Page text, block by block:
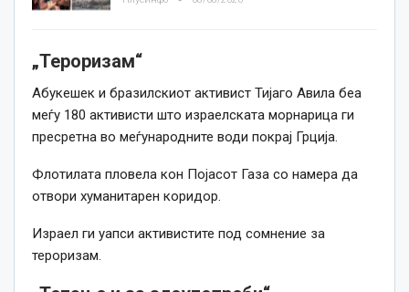
„Тероризам“
Абукешек и бразилскиот активист Тијаго Авила беа
меѓу 180 активисти што израелската морнарица ги
пресретна во меѓународните води покрај Грција.
Флотилата пловела кон Појасот Газа со намера да
отвори хуманитарен коридор.
Израел ги уапси активистите под сомнение за
тероризам.